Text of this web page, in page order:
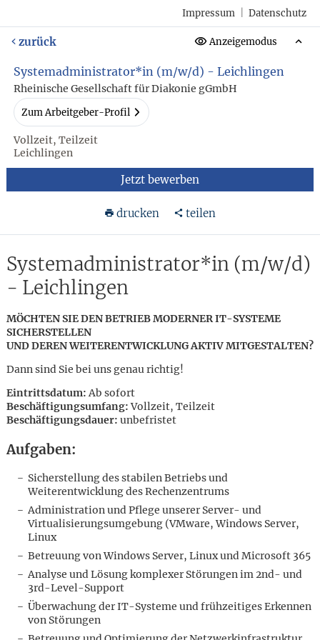
Impressum Datenschutz
zurück Anzeigemodus
Systemadministrator*in (m/w/d) - Leichlingen
Rheinische Gesellschaft für Diakonie gGmbH
Zum Arbeitgeber-Profil
Vollzeit, Teilzeit
Leichlingen
Jetzt bewerben
drucken teilen
Systemadministrator*in (m/w/d)
- Leichlingen
MÖCHTEN SIE DEN BETRIEB MODERNER IT-SYSTEME
SICHERSTELLEN
UND DEREN WEITERENTWICKLUNG AKTIV MITGESTALTEN?
Dann sind Sie bei uns genau richtig!
Eintrittsdatum:Ab sofort
Beschäftigungsumfang:Vollzeit, Teilzeit
Beschäftigungsdauer: unbefristet
Aufgaben:
Sicherstellung des stabilen Betriebs und
Weiterentwicklung des Rechenzentrums
Administration und Pflege unserer Server- und
Virtualisierungsumgebung (VMware, Windows Server,
Linux
Betreuung von Windows Server, Linux und Microsoft 365
Analyse und Lösung komplexer Störungen im 2nd- und
3rd-Level-Support
Überwachung der IT-Systeme und frühzeitiges Erkennen
von Störungen
Karte anzeigen